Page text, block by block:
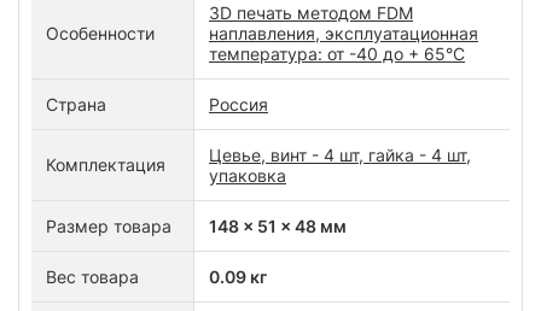
Особенности
3D печать методом FDM
наплавления, эксплуатационная
температура: от -40 до + 65°C
Страна Россия
Комплектация
Цевье, винт - 4 шт, гайка - 4 шт,
упаковка
Размер товара 148 x 51 x 48 мм
Вес товара 0.09 кг